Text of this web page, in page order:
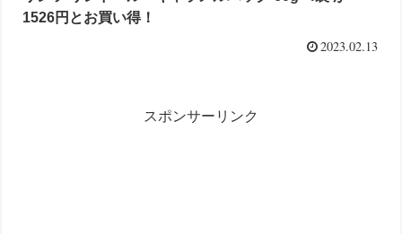
1526円とお買い得！
2023.02.13
スポンサーリンク